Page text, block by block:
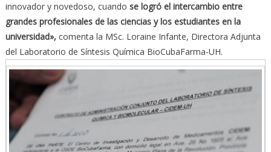
innovador y novedoso, cuando se logró el intercambio entre
grandes profesionales de las ciencias y los estudiantes en la
universidad», comenta la MSc. Loraine Infante, Directora Adjunta
del Laboratorio de Síntesis Química BioCubaFarma-UH.